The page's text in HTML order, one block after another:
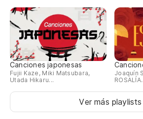
Canciones japonesas
Fujii Kaze, Miki Matsubara,
Utada Hikaru...
Joaquín
Ver más playlists